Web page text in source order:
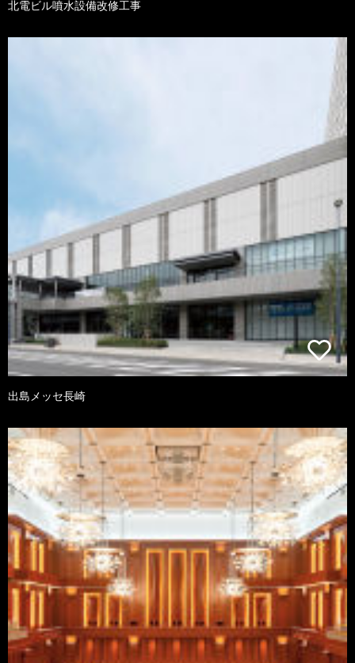
北電ビル噴水設備改修工事
出島メッセ長崎